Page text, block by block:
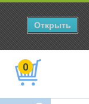
0
Открыть